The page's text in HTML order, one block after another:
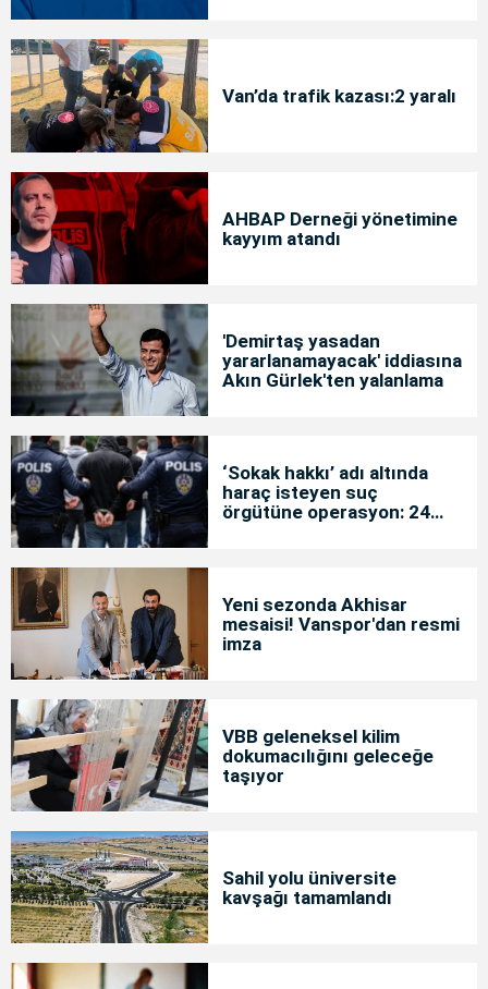
Van’da trafik kazası:2 yaralı
AHBAP Derneği yönetimine
kayyım atandı
'Demirtaş yasadan
yararlanamayacak' iddiasına
Akın Gürlek'ten yalanlama
‘Sokak hakkı’ adı altında
haraç isteyen suç
örgütüne operasyon: 24
Yeni sezonda Akhisar
mesaisi! Vanspor'dan resmi
imza
VBB geleneksel kilim
dokumacılığını geleceğe
taşıyor
Sahil yolu üniversite
kavşağı tamamlandı